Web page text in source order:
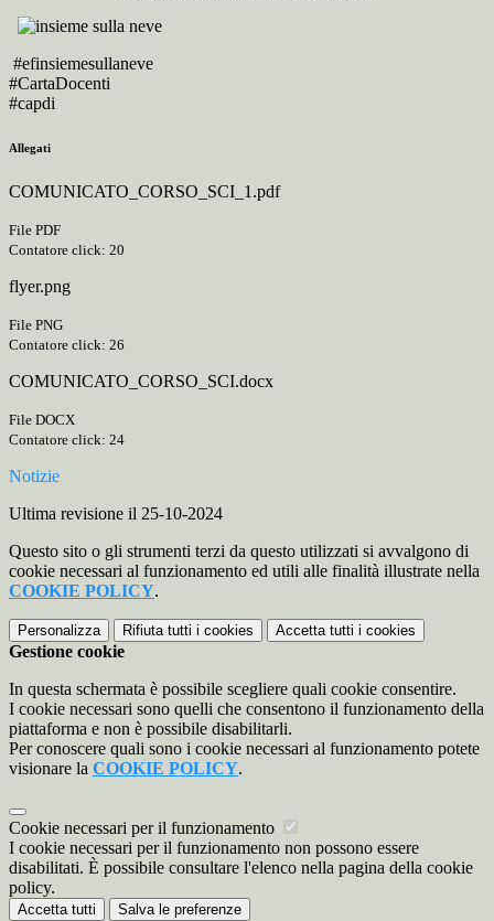
#efinsiemesullaneve
#CartaDocenti
#capdi
Allegati
COMUNICATO_CORSO_SCI_1.pdf
File PDF
Contatore click: 20
flyer.png
File PNG
Contatore click: 26
COMUNICATO_CORSO_SCI.docx
File DOCX
Contatore click: 24
Notizie
Ultima revisione il 25-10-2024
Questo sito o gli strumenti terzi da questo utilizzati si avvalgono di
cookie necessari al funzionamento ed utili alle finalità illustrate nella
COOKIE POLICY.
Personalizza Rifiuta tutti i cookies Accetta tutti i cookies
Gestione cookie
In questa schermata è possibile scegliere quali cookie consentire.
I cookie necessari sono quelli che consentono il funzionamento della
piattaforma e non è possibile disabilitarli.
Per conoscere quali sono i cookie necessari al funzionamento potete
visionare la COOKIE POLICY.
Cookie necessari per il funzionamento
I cookie necessari per il funzionamento non possono essere
disabilitati. È possibile consultare l'elenco nella pagina della cookie
policy.
Accetta tutti Salva le preferenze